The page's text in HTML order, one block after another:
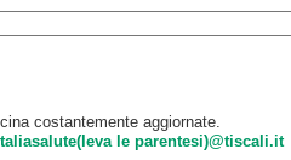
costantemente aggiornate.
le parentesi)@tiscali.it